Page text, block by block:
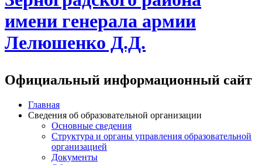
имени генерала армии
Лелюшенко Д.Д.
Официальный информационный сайт
Главная
Сведения об образовательной организации
Основные сведения
Структура и органы управления образовательной
организацией
Документы